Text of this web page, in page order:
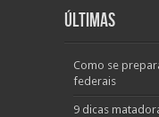
Últimas
Como se
federais
9 dicas